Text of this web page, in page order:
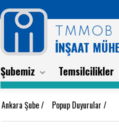
TMMOB
İNŞAAT
Şubemiz Temsilcilikler
Ankara Şube/ Popup Duyurular /